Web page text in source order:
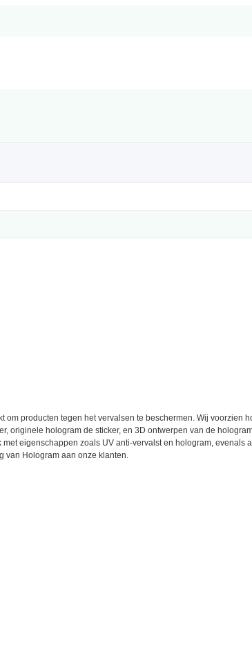
producten tegen het vervalsen te beschermen. Wij voorzien
originele hologram de sticker, en 3D ontwerpen van de
eigenschappen zoals UV anti-vervalst en hologram, evenals
van Hologram aan onze klanten.